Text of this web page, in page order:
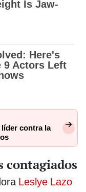
contra la
contagiados
Leslye Lazo